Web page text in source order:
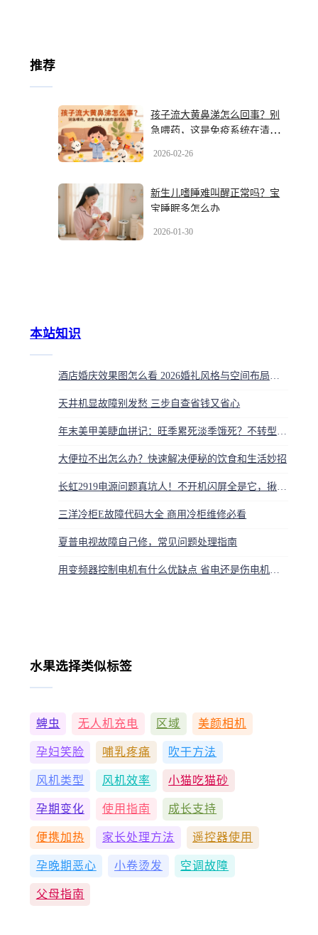
推荐
孩子流大黄鼻涕怎么回事？别
急喂药，这是免疫系统在清理
2026-02-26
新生儿嗜睡难叫醒正常吗？宝
宝睡眠多怎么办
2026-01-30
本站知识
酒店婚庆效果图怎么看 2026婚礼风格与空间布局解析
天井机显故障别发愁 三步自查省钱又省心
年末美甲美睫血拼记：旺季累死淡季饿死？不转型就等死
大便拉不出怎么办？快速解决便秘的饮食和生活妙招
长虹2919电源问题真坑人！不开机闪屏全是它，揪出这几个故障点就好
三洋冷柜E故障代码大全 商用冷柜维修必看
夏普电视故障自己修，常见问题处理指南
用变频器控制电机有什么优缺点 省电还是伤电机一次讲清楚
水果选择类似标签
蜱虫 无人机充电 区域 美颜相机
孕妇笑脸 哺乳疼痛 吹干方法
风机类型 风机效率 小猫吃猫砂
孕期变化 使用指南 成长支持
便携加热 家长处理方法 遥控器使用
孕晚期恶心 小卷烫发 空调故障
父母指南